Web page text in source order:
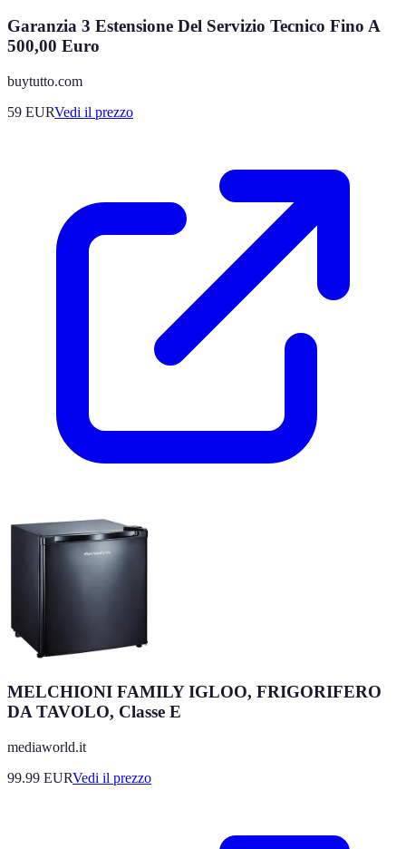
Garanzia 3 Estensione Del Servizio Tecnico Fino A
500,00 Euro
buytutto.com
59 EURVedi il prezzo
MELCHIONI FAMILY IGLOO, FRIGORIFERO
DA TAVOLO, Classe E
mediaworld.it
99.99 EURVedi il prezzo